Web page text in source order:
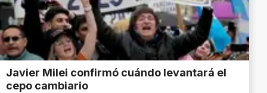
Javier Milei confirmó cuándo levantará el
cepo cambiario